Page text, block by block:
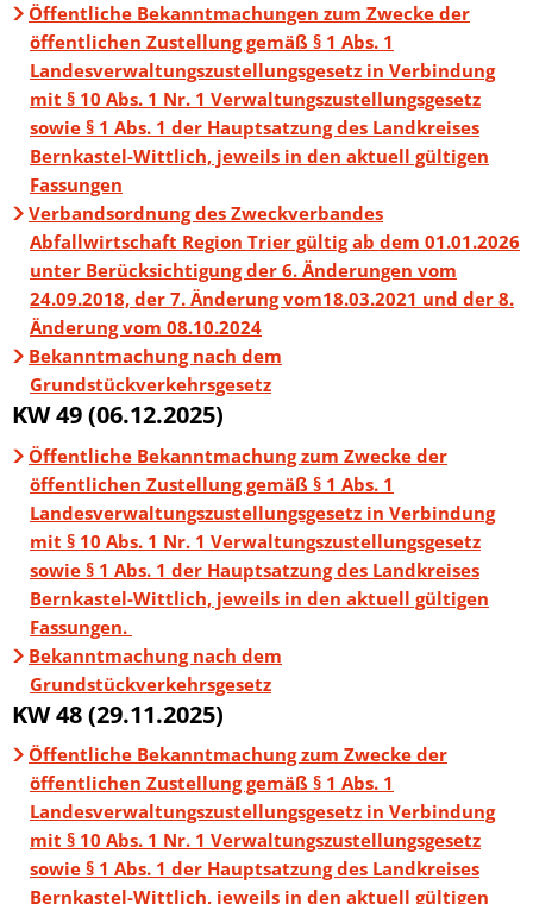
Öffentliche Bekanntmachungen zum Zwecke der
öffentlichen Zustellung gemäß § 1 Abs. 1
Landesverwaltungszustellungsgesetz in Verbindung
mit § 10 Abs. 1 Nr. 1 Verwaltungszustellungsgesetz
sowie § 1 Abs. 1 der Hauptsatzung des Landkreises
Bernkastel-Wittlich, jeweils in den aktuell gültigen
Fassungen
Verbandsordnung des Zweckverbandes
Abfallwirtschaft Region Trier gültig ab dem 01.01.2026
unter Berücksichtigung der 6. Änderungen vom
24.09.2018, der 7. Änderung vom18.03.2021 und der 8.
Änderung vom 08.10.2024
Bekanntmachung nach dem
Grundstückverkehrsgesetz
KW 49 (06.12.2025)
Öffentliche Bekanntmachung zum Zwecke der
öffentlichen Zustellung gemäß § 1 Abs. 1
Landesverwaltungszustellungsgesetz in Verbindung
mit § 10 Abs. 1 Nr. 1 Verwaltungszustellungsgesetz
sowie § 1 Abs. 1 der Hauptsatzung des Landkreises
Bernkastel-Wittlich, jeweils in den aktuell gültigen
Fassungen.
Bekanntmachung nach dem
Grundstückverkehrsgesetz
KW 48 (29.11.2025)
Öffentliche Bekanntmachung zum Zwecke der
öffentlichen Zustellung gemäß § 1 Abs. 1
Landesverwaltungszustellungsgesetz in Verbindung
mit § 10 Abs. 1 Nr. 1 Verwaltungszustellungsgesetz
sowie § 1 Abs. 1 der Hauptsatzung des Landkreises
Bernkastel-Wittlich, jeweils in den aktuell gültigen